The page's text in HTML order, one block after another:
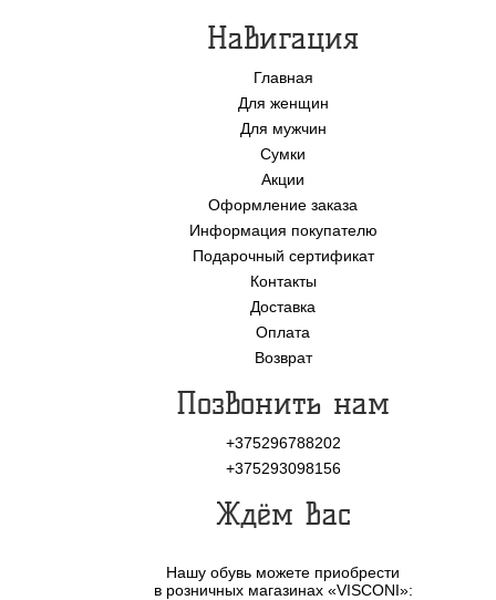
Навигация
Главная
Для женщин
Для мужчин
Сумки
Акции
Оформление заказа
Информация покупателю
Подарочный сертификат
Контакты
Доставка
Оплата
Возврат
Позвонить нам
+375296788202
+375293098156
Ждём Вас
Нашу обувь можете приобрести
в розничных магазинах «VISCONI»: